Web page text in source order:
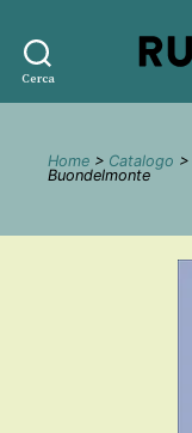
Cerca
Home > Catalogo >
Buondelmonte